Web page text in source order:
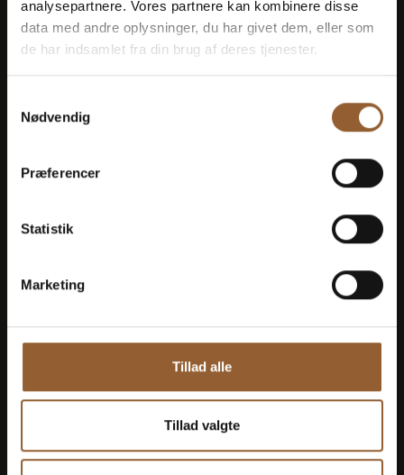
analysepartnere. Vores partnere kan kombinere disse
data med andre oplysninger, du har givet dem, eller som
de har indsamlet fra din brug af deres tjenester.
Nødvendig
Præferencer
Statistik
Marketing
Tillad alle
Tillad valgte
Kan benyttes til Bork Vikingemarked,
Naturkraft After Dark og Lokes Aften
Medlemsfordel hos Universe
Guld
449 KR
12 måneders fri adgang til alle vores